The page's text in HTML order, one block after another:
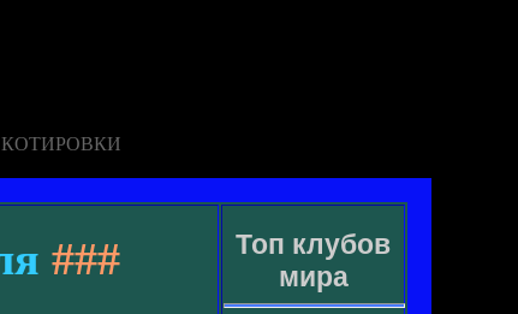
КОТИРОВКИ
###
Топ клубов
мира